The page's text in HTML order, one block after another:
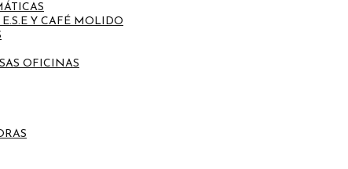
Y CAFÉ MOLIDO
OFICINAS